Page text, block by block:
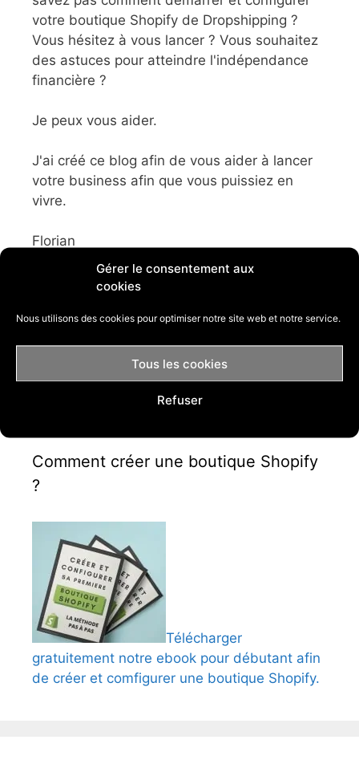
Gérer le consentement aux
cookies
Nous utilisons des cookies pour optimiser notre site web et notre service.
Tous les cookies
Refuser
votre boutique Shopify de Dropshipping ?
Vous hésitez à vous lancer ? Vous souhaitez
des astuces pour atteindre l'indépendance
financière ?
Je peux vous aider.
J'ai créé ce blog afin de vous aider à lancer
votre business afin que vous puissiez en
vivre.
Florian
Comment créer une boutique Shopify
?
Télécharger
gratuitement notre ebook pour débutant afin
de créer et comfigurer une boutique Shopify.